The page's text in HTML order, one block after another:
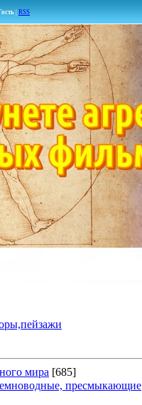
RSS
мира [685]
пресмыкающие